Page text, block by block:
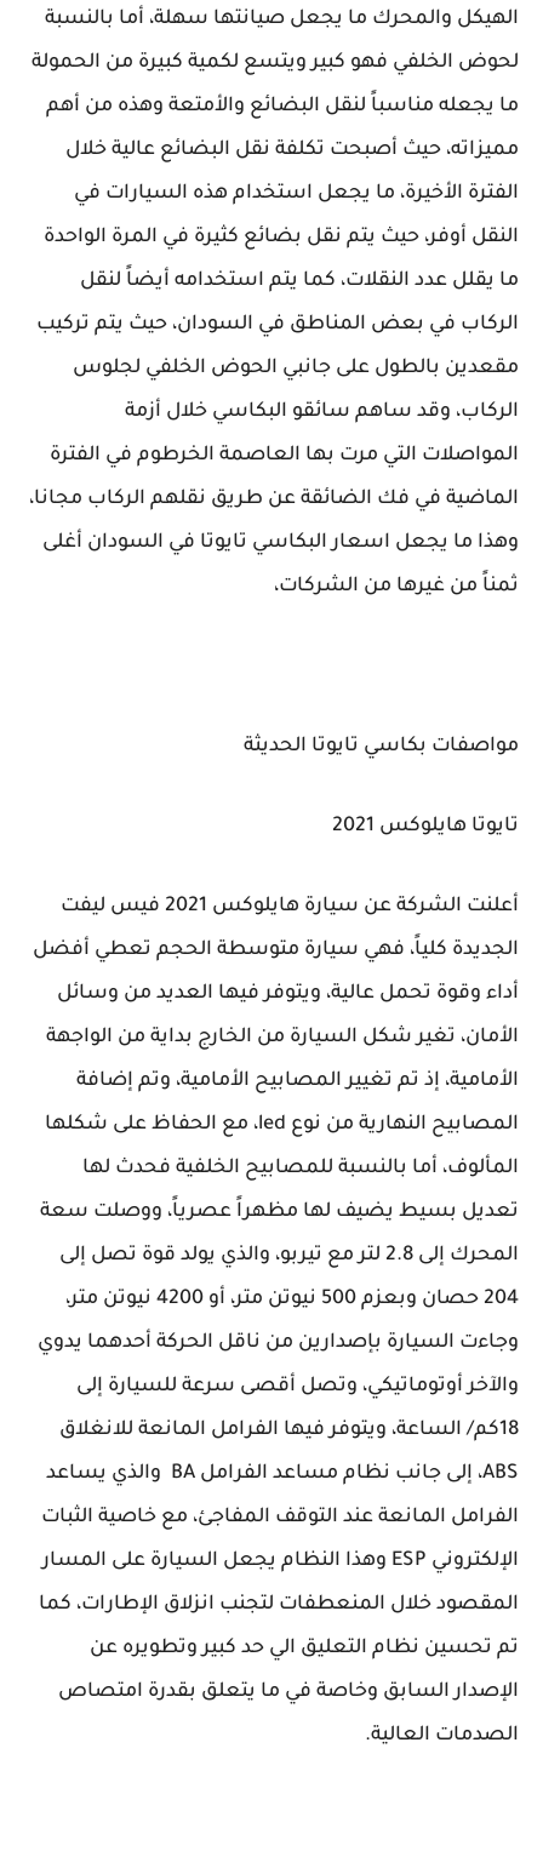
الهيكل والمحرك ما يجعل صيانتها سهلة، أما بالنسبة
لحوض الخلفي فهو كبير ويتسع لكمية كبيرة من الحمولة
ما يجعله مناسباً لنقل البضائع والأمتعة وهذه من أهم
مميزاته، حيث أصبحت تكلفة نقل البضائع عالية خلال
الفترة الأخيرة، ما يجعل استخدام هذه السيارات في
النقل أوفر، حيث يتم نقل بضائع كثيرة في المرة الواحدة
ما يقلل عدد النقلات، كما يتم استخدامه أيضاً لنقل
الركاب في بعض المناطق في السودان، حيث يتم تركيب
مقعدين بالطول على جانبي الحوض الخلفي لجلوس
الركاب، وقد ساهم سائقو البكاسي خلال أزمة
المواصلات التي مرت بها العاصمة الخرطوم في الفترة
الماضية في فك الضائقة عن طريق نقلهم الركاب مجانا،
وهذا ما يجعل اسعار البكاسي تايوتا في السودان أغلى
ثمناً من غيرها من الشركات،
مواصفات بكاسي تايوتا الحديثة
تايوتا هايلوكس 2021
أعلنت الشركة عن سيارة هايلوكس 2021 فيس ليفت
الجديدة كلياً، فهي سيارة متوسطة الحجم تعطي أفضل
أداء وقوة تحمل عالية، ويتوفر فيها العديد من وسائل
الأمان، تغير شكل السيارة من الخارج بداية من الواجهة
الأمامية، إذ تم تغيير المصابيح الأمامية، وتم إضافة
المصابيح النهارية من نوع led، مع الحفاظ على شكلها
المألوف، أما بالنسبة للمصابيح الخلفية فحدث لها
تعديل بسيط يضيف لها مظهراً عصرياً، ووصلت سعة
المحرك إلى 2.8 لتر مع تيربو، والذي يولد قوة تصل إلى
204 حصان وبعزم 500 نيوتن متر، أو 4200 نيوتن متر،
وجاءت السيارة بإصدارين من ناقل الحركة أحدهما يدوي
والآخر أوتوماتيكي، وتصل أقصى سرعة للسيارة إلى
18كم/ الساعة، ويتوفر فيها الفرامل المانعة للانغلاق
ABS، إلى جانب نظام مساعد الفرامل BA والذي يساعد
الفرامل المانعة عند التوقف المفاجئ، مع خاصية الثبات
الإلكتروني ESP وهذا النظام يجعل السيارة على المسار
المقصود خلال المنعطفات لتجنب انزلاق الإطارات، كما
تم تحسين نظام التعليق الي حد كبير وتطويره عن
الإصدار السابق وخاصة في ما يتعلق بقدرة امتصاص
الصدمات العالية.